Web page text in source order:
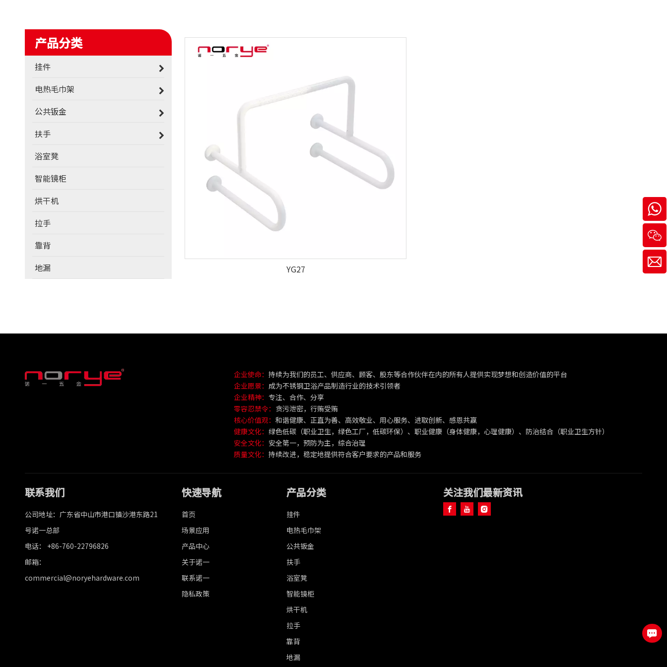
产品分类
挂件
电热毛巾架
公共钣金
扶手
浴室凳
智能镜柜
烘干机
拉手
靠背
地漏
YG27
企业使命：持续为我们的员工、供应商、顾客、股东等合作伙伴在内的所有人提供实现梦想和创造价值的平台
企业愿景： 成为不锈钢卫浴产品制造行业的技术引领者
企业精神：专注、合作、分享
零容忍禁令： 贪污泄密，行贿受贿
核心价值观：和谐健康、正直为善、高效敬业、用心服务、进取创新、感恩共赢
健康文化：绿色低碳（职业卫生，绿色工厂，低碳环保）、职业健康（身体健康，心理健康）、防治结合（职业卫生方针）
安全文化： 安全第一，预防为主，综合治理
质量文化：持续改进，稳定地提供符合客户要求的产品和服务
联系我们
公司地址：广东省中山市港口镇沙港东路21
号诺一总部
电话： +86-760-22796826
邮箱：
commercial@noryehardware.com
快速导航
首页
场景应用
产品中心
关于诺一
联系诺一
隐私政策
产品分类
挂件
电热毛巾架
公共钣金
扶手
浴室凳
智能镜柜
烘干机
拉手
靠背
地漏
关注我们最新资讯